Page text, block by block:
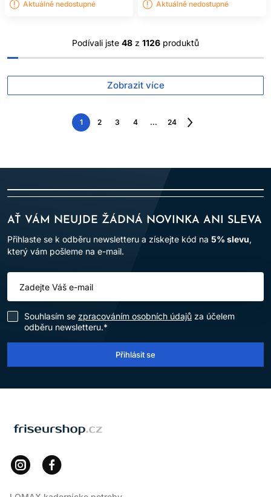
Aktuálně nedostupné Aktuálně nedostupné
Podívali jste 48 z 1126 produktů
Zobrazit více
1 2 3 4 ... 24
Následující
AŤ VÁM NEUJDE ŽÁDNÁ NOVINKA ANI SLEVA
Přihlaste se k odběru newsletteru a získejte kód na 5% slevu,
který vám pošleme na e-mail.
Souhlasím se zpracováním osobních údajů za účelem
odběru newsletteru.*
Přihlásit se